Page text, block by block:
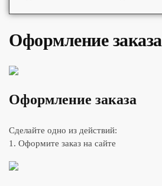
Оформление заказа
Оформление заказа
Сделайте одно из действий:
1. Оформите заказ на сайте